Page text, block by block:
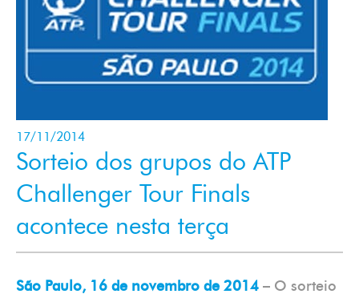
Login
17/11/2014
Sorteio dos grupos do ATP
Challenger Tour Finals
acontece nesta terça
São Paulo, 16 de novembro de 2014 – O sorteio